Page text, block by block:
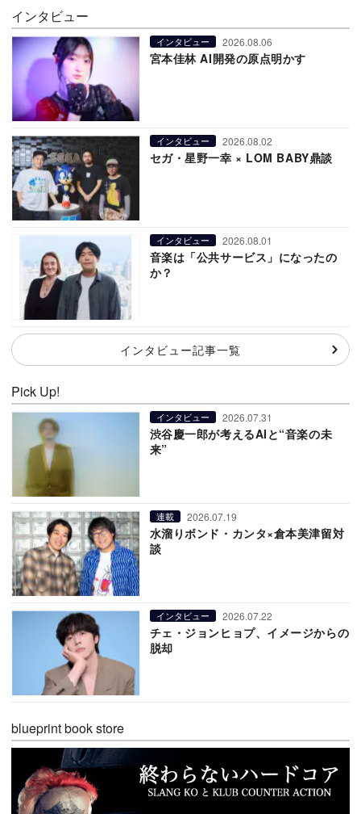
インタビュー
インタビュー 2026.08.06
宮本佳林 AI開発の原点明かす
インタビュー 2026.08.02
セガ・星野一幸 × LOM BABY鼎談
インタビュー 2026.08.01
音楽は「公共サービス」になったの
か？
インタビュー記事一覧
Pick Up!
インタビュー 2026.07.31
渋谷慶一郎が考えるAIと“音楽の未
来”
連載 2026.07.19
水溜りボンド・カンタ×倉本美津留対
談
インタビュー 2026.07.22
チェ・ジョンヒョプ、イメージからの
脱却
blueprint book store